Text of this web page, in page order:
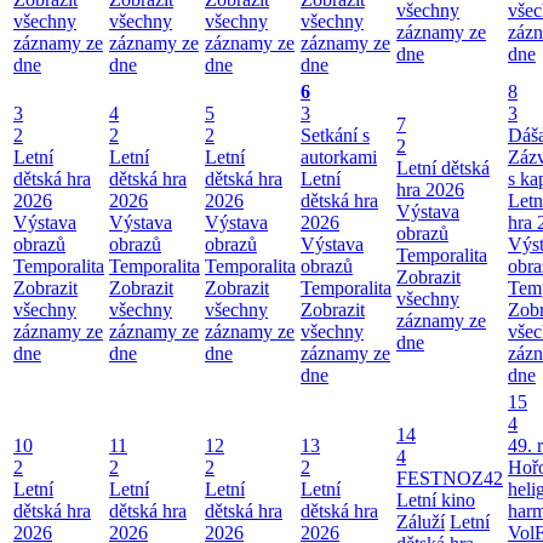
všechny
záznamy ze
dne
všechny
záznamy ze
dne
všechny
záznamy ze
dne
všechny
záznamy ze
dne
všechny
záznamy ze
dne
dne
3
2
Letní
dětská hra
2026
Výstava
obrazů
Temporalita
Zobrazit
všechny
záznamy ze
dne
4
2
Letní
dětská hra
2026
Výstava
obrazů
Temporalita
Zobrazit
všechny
záznamy ze
dne
5
2
Letní
dětská hra
2026
Výstava
obrazů
Temporalita
Zobrazit
všechny
záznamy ze
dne
6
3
Setkání s
autorkami
Letní
dětská hra
2026
Výstava
obrazů
Temporalita
Zobrazit
všechny
záznamy ze
dne
7
2
Letní dětská
hra 2026
Výstava
obrazů
Temporalita
Zobrazit
všechny
záznamy ze
dne
8
3
s
hra
dne
10
2
Letní
dětská hra
2026
11
2
Letní
dětská hra
2026
12
2
Letní
dětská hra
2026
13
2
Letní
dětská hra
2026
14
4
FESTNOZ42
Letní kino
Záluží Letní
15
4
49.